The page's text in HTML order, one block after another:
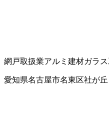
網戸取扱業アルミ建材ガラ
愛知県名古屋市名東区社が